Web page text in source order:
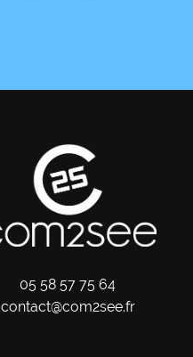
05 58 57 75 64
contact@com2see.fr